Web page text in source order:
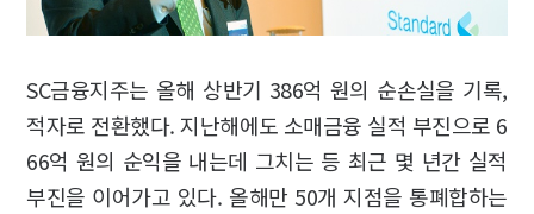
SC금융지주는 올해 상반기 386억 원의 순손실을 기록,
적자로 전환했다. 지난해에도 소매금융 실적 부진으로 6
66억 원의 순익을 내는데 그치는 등 최근 몇 년간 실적
부진을 이어가고 있다. 올해만 50개 지점을 통폐합하는